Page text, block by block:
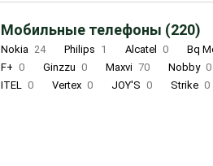
Мобильные телефоны (220)
Nokia 24 Philips 1 Alcatel 0 Bq
F+ 0 Ginzzu 0 Maxvi 70 Nobby 0
ITEL 0 Vertex 0 JOY'S 0 Strike 0